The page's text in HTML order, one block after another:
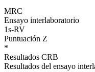
MRC
Ensayo interlaboratorio
1s-RV
Puntuación Z
*
Resultados CRB
Resultados del ensayo